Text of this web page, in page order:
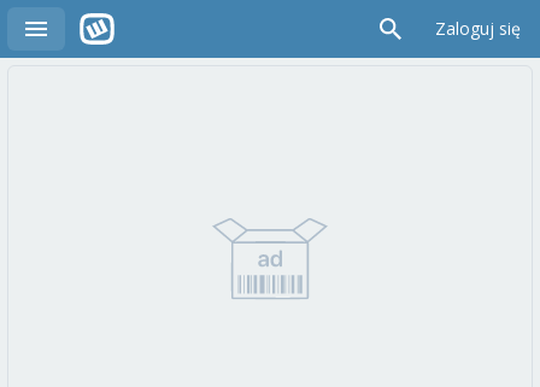
Zaloguj się